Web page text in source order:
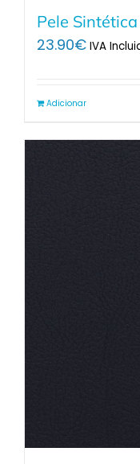
Pele
23.90€ IVA
Adicionar